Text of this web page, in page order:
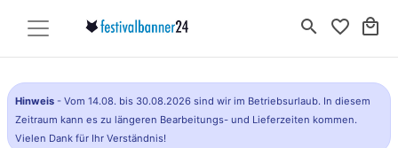
search favorite_border local_mall
Hinweis - Vom 14.08. bis 30.08.2026 sind wir im Betriebsurlaub. In diesem
Zeitraum kann es zu längeren Bearbeitungs- und Lieferzeiten kommen.
Vielen Dank für Ihr Verständnis!